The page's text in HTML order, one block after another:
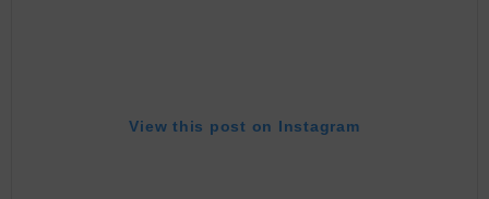
View this post on Instagram